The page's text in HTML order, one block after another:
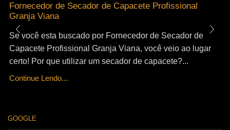
Fornecedor de Secador de Capacete Profissional
Granja Viana
Se você esta buscado por Fornecedor de Secador de
Capacete Profissional Granja Viana, você veio ao lugar
certo! Por que utilizar um secador de capacete?...
Continue Lendo...
GOOGLE